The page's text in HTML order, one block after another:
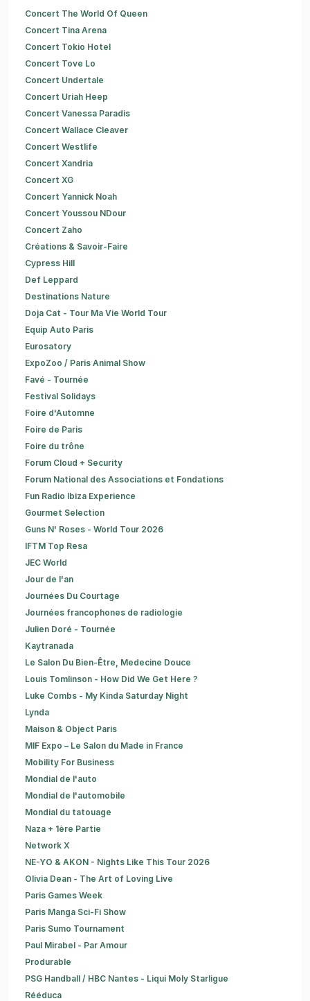
Concert The World Of Queen
Concert Tina Arena
Concert Tokio Hotel
Concert Tove Lo
Concert Undertale
Concert Uriah Heep
Concert Vanessa Paradis
Concert Wallace Cleaver
Concert Westlife
Concert Xandria
Concert XG
Concert Yannick Noah
Concert Youssou NDour
Concert Zaho
Créations & Savoir-Faire
Cypress Hill
Def Leppard
Destinations Nature
Doja Cat - Tour Ma Vie World Tour
Equip Auto Paris
Eurosatory
ExpoZoo / Paris Animal Show
Favé - Tournée
Festival Solidays
Foire d'Automne
Foire de Paris
Foire du trône
Forum Cloud + Security
Forum National des Associations et Fondations
Fun Radio Ibiza Experience
Gourmet Selection
Guns N' Roses - World Tour 2026
IFTM Top Resa
JEC World
Jour de l'an
Journées Du Courtage
Journées francophones de radiologie
Julien Doré - Tournée
Kaytranada
Le Salon Du Bien-Être, Medecine Douce
Louis Tomlinson - How Did We Get Here ?
Luke Combs - My Kinda Saturday Night
Lynda
Maison & Object Paris
MIF Expo – Le Salon du Made in France
Mobility For Business
Mondial de l'auto
Mondial de l'automobile
Mondial du tatouage
Naza + 1ère Partie
Network X
NE-YO & AKON - Nights Like This Tour 2026
Olivia Dean - The Art of Loving Live
Paris Games Week
Paris Manga Sci-Fi Show
Paris Sumo Tournament
Paul Mirabel - Par Amour
Produrable
PSG Handball / HBC Nantes - Liqui Moly Starligue
Rééduca